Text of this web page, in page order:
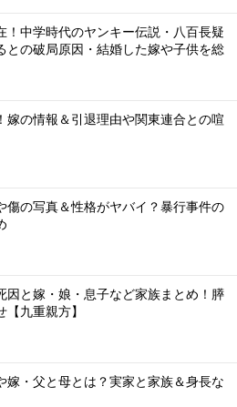
！中学時代のヤンキー伝説・八百長疑
との破局原因・結婚した嫁や子供を総
嫁の情報＆引退理由や関東連合との喧
傷の写真＆性格がヤバイ？暴行事件の
因と嫁・娘・息子など家族まとめ！膵
九重親方】
嫁・父と母とは？実家と家族＆身長な